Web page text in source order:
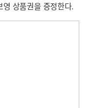
상품권을 증정한다.